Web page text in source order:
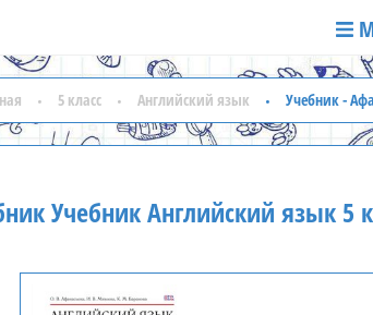
5 класс Английский язык Учебник -
Учебник Английский язык 5